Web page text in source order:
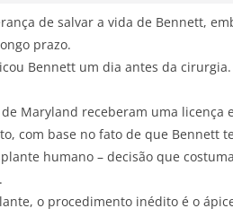
de salvar a vida de Bennett,
prazo.
Bennett um dia antes da
Maryland receberam uma licença
com base no fato de que Bennett
humano – decisão que
o procedimento inédito é o